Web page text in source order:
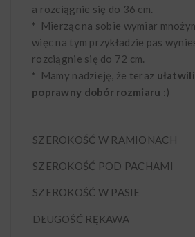
a rozciągnie się do 36 cm.
* Mierząc na sobie wymiar
więc na tym przykładzie pas
rozciągnie się do 72 cm.
* Mamy nadzieję, że teraz
poprawny dobór rozmiaru :)
SZEROKOŚĆ W RAMIONACH
SZEROKOŚĆ POD PACHAMI
SZEROKOŚĆ W PASIE
DŁUGOŚĆ RĘKAWA